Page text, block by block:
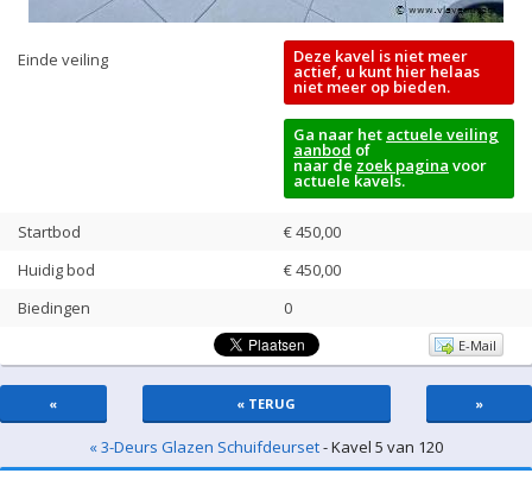
Einde veiling Deze kavel is niet meer
actief, u kunt hier helaas
niet meer op bieden.
Ga naar het actuele veiling
aanbod of
naar de zoek pagina voor
actuele kavels.
Startbod
€ 450,00
Huidig bod
€450,00
Biedingen
0
E-Mail
« « TERUG »
« 3-Deurs Glazen Schuifdeurset- Kavel 5 van 120